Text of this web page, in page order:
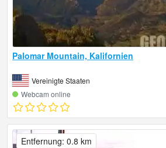
Palomar Mountain, Kalifornien
Vereinigte Staaten
Webcam online
Entfernung: 0.8 km